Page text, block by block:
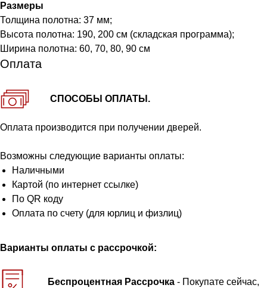
Размеры
Толщина полотна: 37 мм;
Высота полотна: 190, 200 см (складская программа);
Ширина полотна: 60, 70, 80, 90 см
Оплата
СПОСОБЫ ОПЛАТЫ.
Оплата производится при получении дверей.
Возможны следующие варианты оплаты:
Наличными
Картой (по интернет ссылке)
По QR коду
Оплата по счету (для юрлиц и физлиц)
Варианты оплаты с рассрочкой:
Беспроцентная Рассрочка - Покупате сейчас,